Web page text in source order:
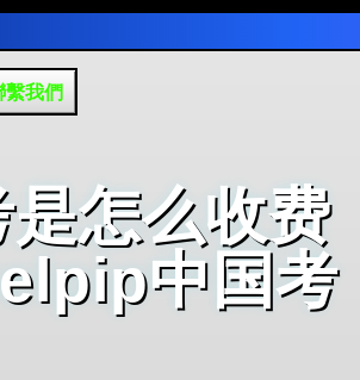
繫我們
怎么收费
中国考